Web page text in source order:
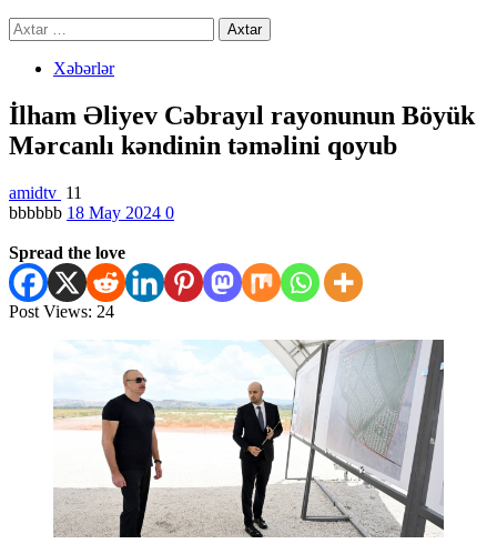
Axtarış:
Xəbərlər
İlham Əliyev Cəbrayıl rayonunun Böyük
Mərcanlı kəndinin təməlini qoyub
amidtv 11
bbbbbb 18 May 2024 0
Spread the love
Post Views: 24